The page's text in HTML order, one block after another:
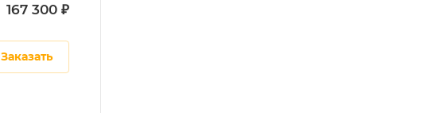
167 300 ₽
Заказать